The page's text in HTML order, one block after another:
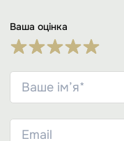
Ваша оцінка